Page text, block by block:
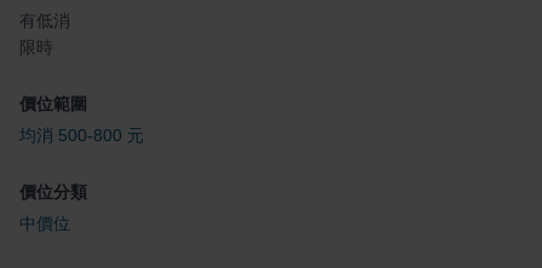
有低消
限時
價位範圍
均消 500-800 元
價位分類
中價位